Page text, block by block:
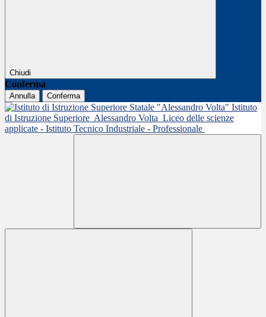
Chiudi
Conferma
Annulla Conferma
Istituto
di Istruzione Superiore Alessandro Volta Liceo delle scienze
applicate - Istituto Tecnico Industriale - Professionale